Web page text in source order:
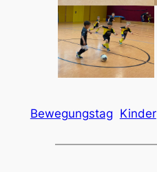
Bewegungstag Kinder